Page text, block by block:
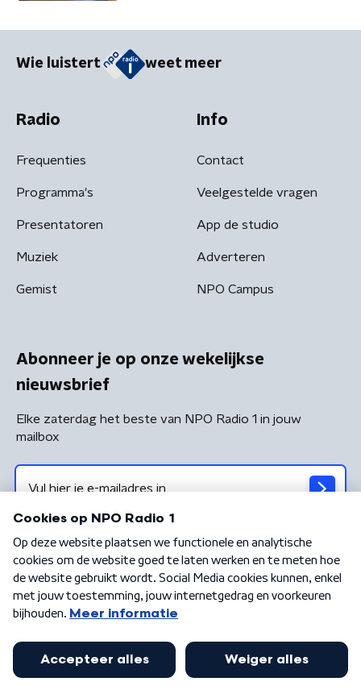
Wie luistert weet meer
Radio
Frequenties
Programma's
Presentatoren
Muziek
Gemist
Info
Contact
Veelgestelde vragen
App de studio
Adverteren
NPO Campus
Abonneer je op onze wekelijkse
nieuwsbrief
Elke zaterdag het beste van NPO Radio 1 in jouw
mailbox
Algemene voorwaarden